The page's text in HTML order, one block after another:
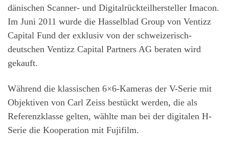
dänischen Scanner- und Digitalrückteilhersteller Imacon.
Im Juni 2011 wurde die Hasselblad Group von Ventizz
Capital Fund der exklusiv von der schweizerisch-
deutschen Ventizz Capital Partners AG beraten wird
gekauft.
Während die klassischen 6×6-Kameras der V-Serie mit
Objektiven von Carl Zeiss bestückt werden, die als
Referenzklasse gelten, wählte man bei der digitalen H-
Serie die Kooperation mit Fujifilm.